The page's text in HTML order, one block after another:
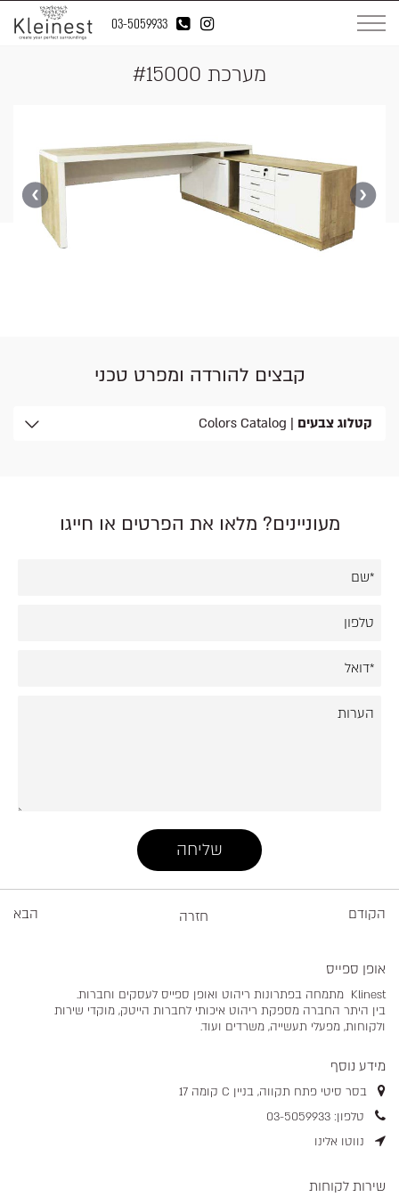
03-5059933
מערכת #15000
קבצים להורדה ומפרט טכני
קטלוג צבעים | Colors Catalog
מעוניינים? מלאו את הפרטים או חייגו
הקודם חזרה הבא
אופן ספייס
Klinest מתמחה בפתרונות ריהוט ואופן ספייס לעסקים וחברות.
בין היתר החברה מספקת ריהוט איכותי לחברות הייטק, מוקדי שירות
ולקוחות, מפעלי תעשייה, משרדים ועוד.
מידע נוסף
בסר סיטי פתח תקווה, בניין C קומה 17
טלפון: 03-5059933
נווטו אלינו
שירות לקוחות